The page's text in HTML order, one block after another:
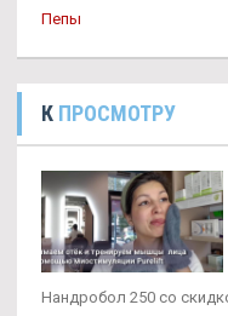
Пепы
К ПРОСМОТРУ
Нандробол 250 со